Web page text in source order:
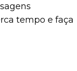
tempo e faça